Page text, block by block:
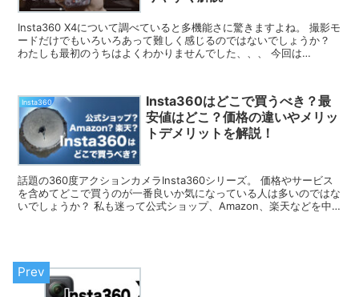
Insta360 X4について調べていると多機能さに驚きますよね。 撮影モ
ードだけでもいろいろあって難しく感じるのではないでしょうか？
わたしも最初のうちはよくわかりませんでした、、、 今回は
Insta360
Insta360はどこで買うべき？最
安値はどこ？価格の違いやメリッ
トデメリットを解説！
話題の360度アクションカメラInsta360シリーズ。 価格やサービス
を含めてどこで買うのが一番良いか気になっている人は多いのではな
いでしょうか？ 私も迷って公式ショップ、Amazon、楽天などを中